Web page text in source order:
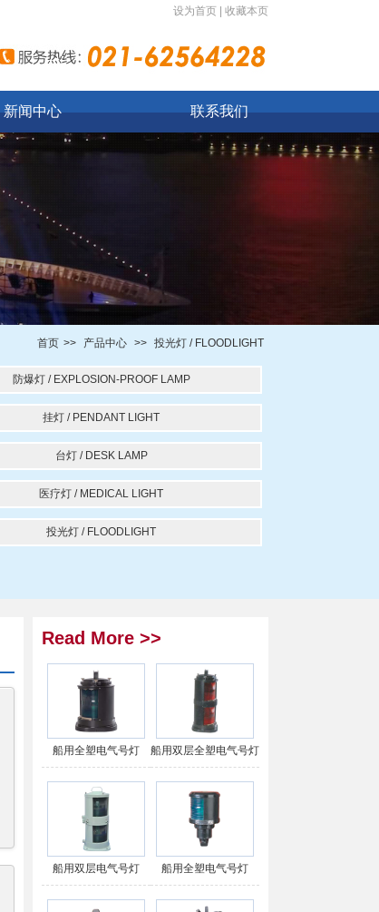
设为首页 收藏本页
新闻中心 联系我们
首页 >> 产品中心 >> 投光灯 / FLOODLIGHT
防爆灯 / EXPLOSION-PROOF LAMP
挂灯 / PENDANT LIGHT
台灯 / DESK LAMP
医疗灯 / MEDICAL LIGHT
投光灯 / FLOODLIGHT
Read More >>
船用全塑电气号灯 船用双层全塑电气号灯
船用双层电气号灯 船用全塑电气号灯